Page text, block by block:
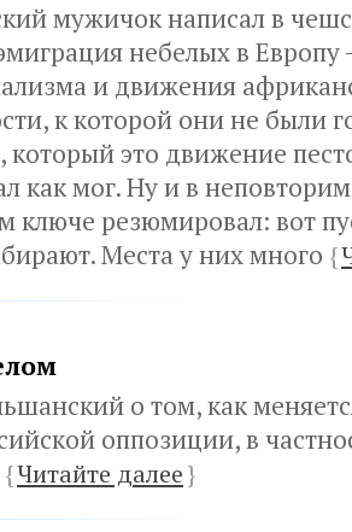
мужичок написал в
небелых в Европу
и движения
к которой они не были
который это движение
как мог. Ну и в
ключе резюмировал: вот
Места у них много {
о том, как
оппозиции, в
{Читайте далее}